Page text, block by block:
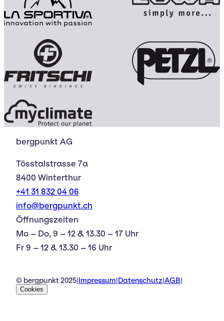
bergpunkt AG
Tösstalstrasse 7a
8400 Winterthur
+41 31 832 04 06
info@bergpunkt.ch
Öffnungszeiten
Mo – Do, 9 – 12 & 13.30 – 17 Uhr
Fr 9 – 12 & 13.30 – 16 Uhr
© bergpunkt 2025 Impressum Datenschutz AGB
Cookies